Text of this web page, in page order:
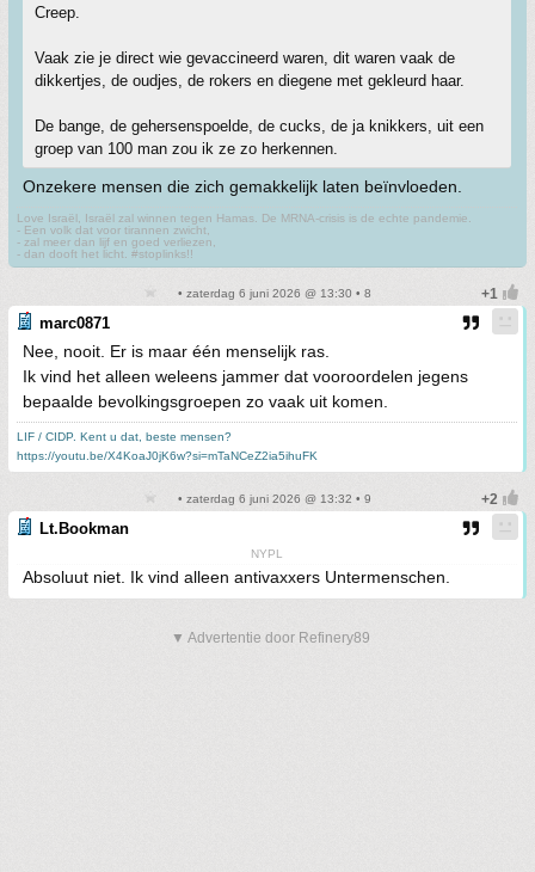
Creep.
Vaak zie je direct wie gevaccineerd waren, dit waren vaak de
dikkertjes, de oudjes, de rokers en diegene met gekleurd haar.
De bange, de gehersenspoelde, de cucks, de ja knikkers, uit een
groep van 100 man zou ik ze zo herkennen.
Onzekere mensen die zich gemakkelijk laten beïnvloeden.
Love Israël, Israël zal winnen tegen Hamas. De MRNA-crisis is de echte pandemie.
- Een volk dat voor tirannen zwicht,
- zal meer dan lijf en goed verliezen,
- dan dooft het licht. #stoplinks!!
• zaterdag 6 juni 2026 @ 13:30 • 8
marc0871
Nee, nooit. Er is maar één menselijk ras.
Ik vind het alleen weleens jammer dat vooroordelen jegens
bepaalde bevolkingsgroepen zo vaak uit komen.
LIF / CIDP. Kent u dat, beste mensen?
https://youtu.be/X4KoaJ0jK6w?si=mTaNCeZ2ia5ihuFK
• zaterdag 6 juni 2026 @ 13:32 • 9
Lt.Bookman
NYPL
Absoluut niet. Ik vind alleen antivaxxers Untermenschen.
▼ Advertentie door Refinery89